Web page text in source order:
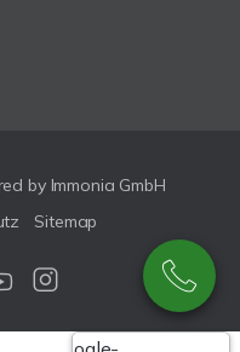
by Immonia GmbH
Sitemap